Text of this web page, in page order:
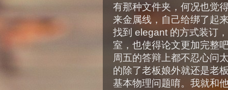
有那种文件夹，何况也觉
来金属线，自己给绑了起
找到 elegant 的方式装订
室，也使得论文更加完整
周五的答辩上都不忍心问
的除了老板娘外就还是老
基本物理问题唷。我就和